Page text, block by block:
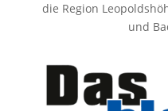
die Region
und